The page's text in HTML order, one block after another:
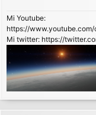
e
Mi Youtube:
https://www.youtube.com/
Mi twitter: https://